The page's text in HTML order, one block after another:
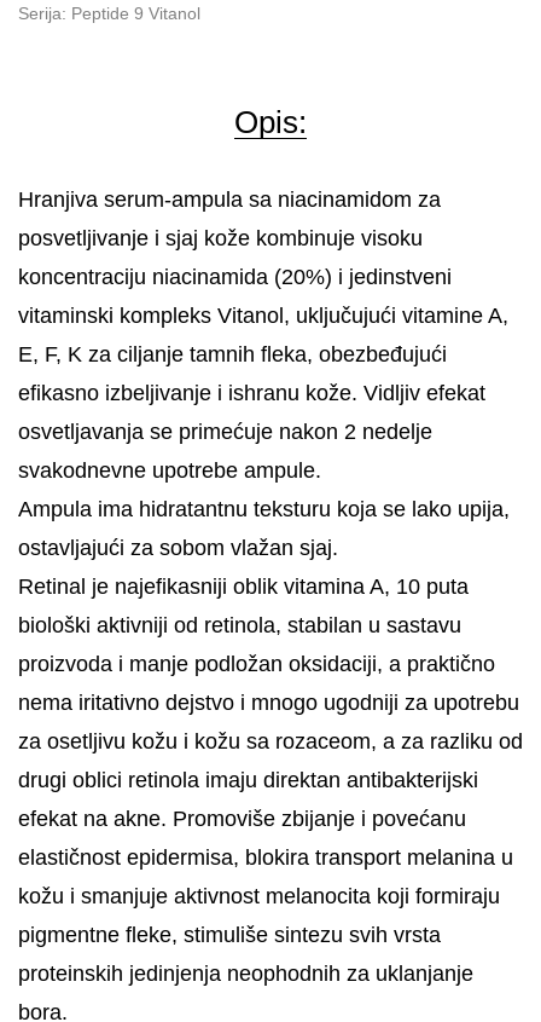
Serija: Peptide 9 Vitanol
Opis:
Hranjiva serum-ampula sa niacinamidom za
posvetljivanje i sjaj kože kombinuje visoku
koncentraciju niacinamida (20%) i jedinstveni
vitaminski kompleks Vitanol, uključujući vitamine A,
E, F, K za ciljanje tamnih fleka, obezbeđujući
efikasno izbeljivanje i ishranu kože. Vidljiv efekat
osvetljavanja se primećuje nakon 2 nedelje
svakodnevne upotrebe ampule.
Ampula ima hidratantnu teksturu koja se lako upija,
ostavljajući za sobom vlažan sjaj.
Retinal je najefikasniji oblik vitamina A, 10 puta
biološki aktivniji od retinola, stabilan u sastavu
proizvoda i manje podložan oksidaciji, a praktično
nema iritativno dejstvo i mnogo ugodniji za upotrebu
za osetljivu kožu i kožu sa rozaceom, a za razliku od
drugi oblici retinola imaju direktan antibakterijski
efekat na akne. Promoviše zbijanje i povećanu
elastičnost epidermisa, blokira transport melanina u
kožu i smanjuje aktivnost melanocita koji formiraju
pigmentne fleke, stimuliše sintezu svih vrsta
proteinskih jedinjenja neophodnih za uklanjanje
bora.